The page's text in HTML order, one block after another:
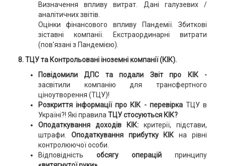
Визначення впливу витрат. Дані галузевих /
аналітичних звітів.
Оцінки фінансового впливу Пандемії. Збиткові
зіставні компанії. Екстраординарні витрати
(пов'язані з Пандемією).
8. ТЦУ та Контрольовані іноземні компанії (КІК).
Повідомили ДПС та подали Звіт про КІК -
засвітили компанію для трансфертного
ціноутворення (ТЦУ)!
Розкриття інформації про КІК - перевірка ТЦУ в
Україні?! Які правилаТЦУ стосуються КІК?
Оподаткування доходів КІК:критерії, підстави,
штрафи. Оподаткування прибутку КІКна рівні
контролюючої особи.
Відповідність обсягу операційпринципу